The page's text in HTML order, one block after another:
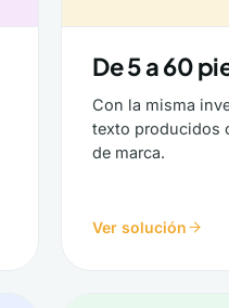
De 5 a 60
Con la misma
texto producidos
de marca.
Ver solución